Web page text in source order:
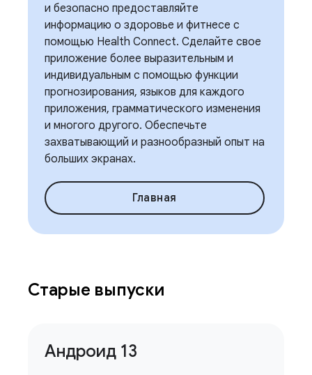
и безопасно предоставляйте
информацию о здоровье и фитнесе с
помощью Health Connect. Сделайте свое
приложение более выразительным и
индивидуальным с помощью функции
прогнозирования, языков для каждого
приложения, грамматического изменения
и многого другого. Обеспечьте
захватывающий и разнообразный опыт на
больших экранах.
Главная
Старые выпуски
Андроид 13